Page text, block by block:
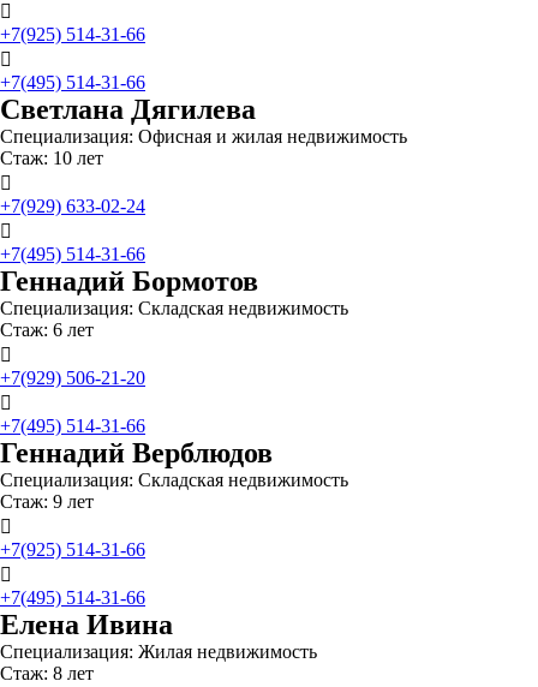

+7(925) 514-31-66

+7(495) 514-31-66
Светлана Дягилева
Специализация: Офисная и жилая недвижимость
Стаж: 10 лет

+7(929) 633-02-24

+7(495) 514-31-66
Геннадий Бормотов
Специализация: Складская недвижимость
Стаж: 6 лет

+7(929) 506-21-20

+7(495) 514-31-66
Геннадий Верблюдов
Специализация: Складская недвижимость
Стаж: 9 лет

+7(925) 514-31-66

+7(495) 514-31-66
Елена Ивина
Специализация: Жилая недвижимость
Стаж: 8 лет